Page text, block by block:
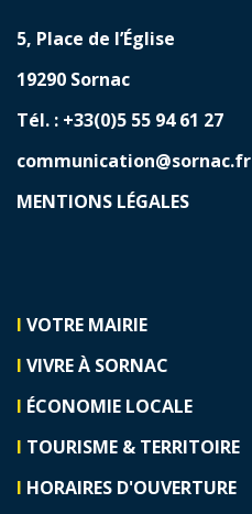
5, Place de l’Église
19290 Sornac
Tél. : +33(0)5 55 94 61 27
communication@sornac.fr
MENTIONS LÉGALES
I VOTRE MAIRIE
I VIVRE À SORNAC
I ÉCONOMIE LOCALE
I TOURISME & TERRITOIRE
I HORAIRES D'OUVERTURE